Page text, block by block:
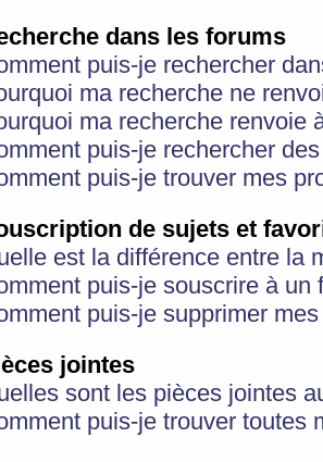
dans les forums
puis-je rechercher
ma recherche ne
ma recherche renvoie
puis-je rechercher
puis-je trouver mes
de sujets et
est la différence entre la
puis-je souscrire à
puis-je supprimer
jointes
sont les pièces jointes
puis-je trouver toutes